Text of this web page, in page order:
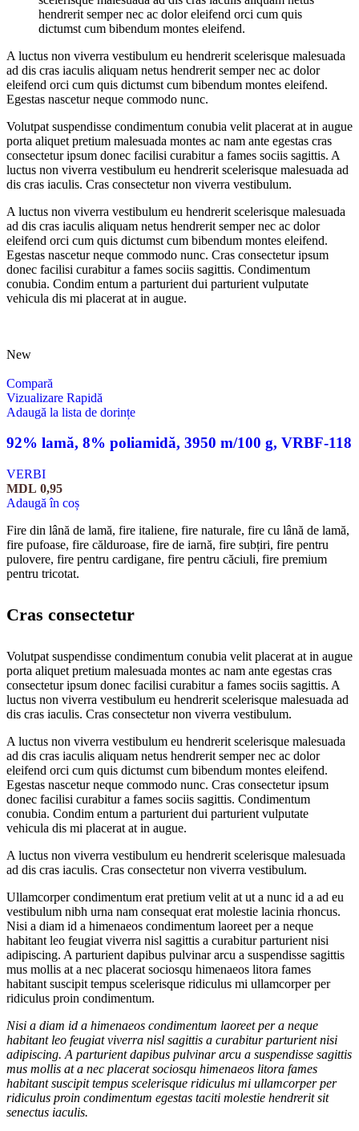
hendrerit semper nec ac dolor eleifend orci cum quis
dictumst cum bibendum montes eleifend.
A luctus non viverra vestibulum eu hendrerit scelerisque malesuada
ad dis cras iaculis aliquam netus hendrerit semper nec ac dolor
eleifend orci cum quis dictumst cum bibendum montes eleifend.
Egestas nascetur neque commodo nunc.
Volutpat suspendisse condimentum conubia velit placerat at in augue
porta aliquet pretium malesuada montes ac nam ante egestas cras
consectetur ipsum donec facilisi curabitur a fames sociis sagittis. A
luctus non viverra vestibulum eu hendrerit scelerisque malesuada ad
dis cras iaculis. Cras consectetur non viverra vestibulum.
A luctus non viverra vestibulum eu hendrerit scelerisque malesuada
ad dis cras iaculis aliquam netus hendrerit semper nec ac dolor
eleifend orci cum quis dictumst cum bibendum montes eleifend.
Egestas nascetur neque commodo nunc. Cras consectetur ipsum
donec facilisi curabitur a fames sociis sagittis. Condimentum
conubia. Condim entum a parturient dui parturient vulputate
vehicula dis mi placerat at in augue.
New
Compară
Vizualizare Rapidă
Adaugă la lista de dorințe
92% lamă, 8% poliamidă, 3950 m/100 g, VRBF-118
VERBI
MDL 0,95
Adaugă în coș
Fire din lână de lamă, fire italiene, fire naturale, fire cu lână de lamă,
fire pufoase, fire călduroase, fire de iarnă, fire subțiri, fire pentru
pulovere, fire pentru cardigane, fire pentru căciuli, fire premium
pentru tricotat.
Cras consectetur
Volutpat suspendisse condimentum conubia velit placerat at in augue
porta aliquet pretium malesuada montes ac nam ante egestas cras
consectetur ipsum donec facilisi curabitur a fames sociis sagittis. A
luctus non viverra vestibulum eu hendrerit scelerisque malesuada ad
dis cras iaculis. Cras consectetur non viverra vestibulum.
A luctus non viverra vestibulum eu hendrerit scelerisque malesuada
ad dis cras iaculis aliquam netus hendrerit semper nec ac dolor
eleifend orci cum quis dictumst cum bibendum montes eleifend.
Egestas nascetur neque commodo nunc. Cras consectetur ipsum
donec facilisi curabitur a fames sociis sagittis. Condimentum
conubia. Condim entum a parturient dui parturient vulputate
vehicula dis mi placerat at in augue.
A luctus non viverra vestibulum eu hendrerit scelerisque malesuada
ad dis cras iaculis. Cras consectetur non viverra vestibulum.
Ullamcorper condimentum erat pretium velit at ut a nunc id a ad eu
vestibulum nibh urna nam consequat erat molestie lacinia rhoncus.
Nisi a diam id a himenaeos condimentum laoreet per a neque
habitant leo feugiat viverra nisl sagittis a curabitur parturient nisi
adipiscing. A parturient dapibus pulvinar arcu a suspendisse sagittis
mus mollis at a nec placerat sociosqu himenaeos litora fames
habitant suscipit tempus scelerisque ridiculus mi ullamcorper per
ridiculus proin condimentum.
Nisi a diam id a himenaeos condimentum laoreet per a neque
habitant leo feugiat viverra nisl sagittis a curabitur parturient nisi
adipiscing. A parturient dapibus pulvinar arcu a suspendisse sagittis
mus mollis at a nec placerat sociosqu himenaeos litora fames
habitant suscipit tempus scelerisque ridiculus mi ullamcorper per
ridiculus proin condimentum egestas taciti molestie hendrerit sit
senectus iaculis.